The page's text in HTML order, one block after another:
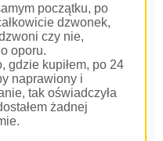
początku, po
dzwonek,
czy nie,
oporu.
gdzie kupiłem, po 24
naprawiony i
tak oświadczyła
żadnej